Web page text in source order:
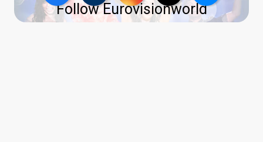
Follow Eurovisionworld